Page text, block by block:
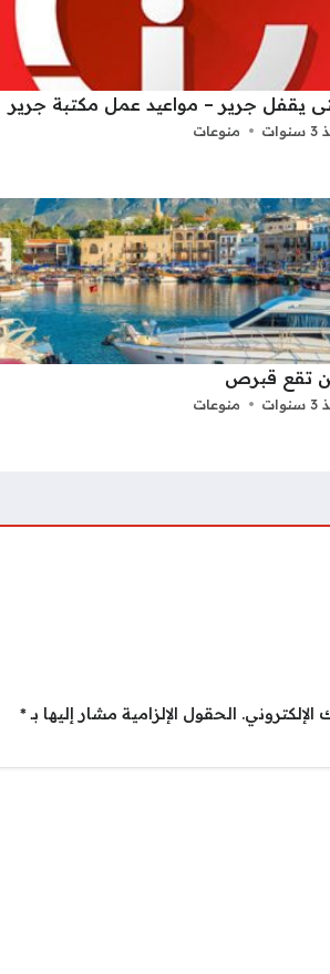
يقفل جرير – مواعيد عمل مكتبة جرير
منوعات
تقع قبرص
منوعات
الحقول الإلزامية مشار إليها بـ*